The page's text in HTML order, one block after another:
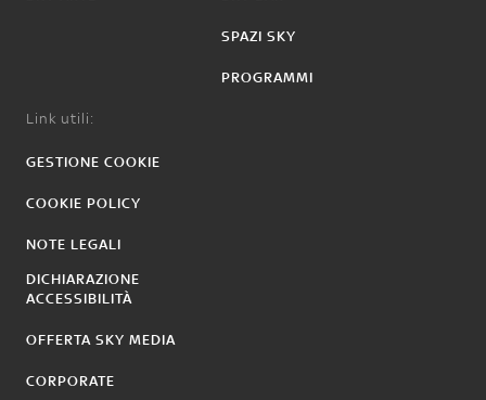
SPAZI SKY
PROGRAMMI
Link utili:
GESTIONE COOKIE
COOKIE POLICY
NOTE LEGALI
DICHIARAZIONE
ACCESSIBILITÀ
OFFERTA SKY MEDIA
CORPORATE